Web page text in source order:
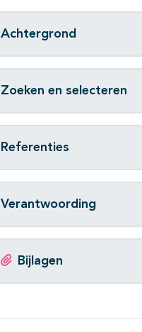
Achtergrond
Zoeken en selecteren
Referenties
Verantwoording
Bijlagen